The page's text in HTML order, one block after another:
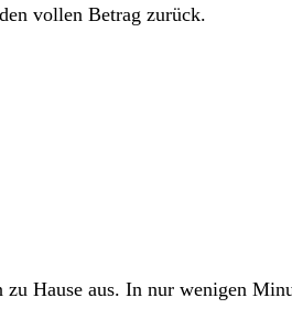
vollen Betrag zurück.
Hause aus. In nur wenigen